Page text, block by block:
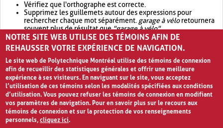
Vérifiez que l'orthographe est correcte.
Supprimez les guillemets autour des expressions pour
rechercher chaque mot séparément. garage à véloretournera
souvent plus de résultat que"garage à vélo".
Envisagez d'élargir votre recherche avec OR.garage OR vélo
retournera souvent plus de résultat quegarage à vélo
NOTRE SITE WEB UTILISE DES TÉMOINS AFIN DE
REHAUSSER VOTRE EXPÉRIENCE DE NAVIGATION.
Le site web de Polytechnique Montréal utilise des témoins de connexion
afin de recueillir des statistiques générales et offrir une meilleure
expérience à ses visiteurs. En naviguant sur le site, vous acceptez
l’utilisation de ces témoins selon les modalités spécifiées aux conditions
d’utilisation. Vous pouvez refuser les témoins de connexion en modifiant
vos paramètres de navigation. Pour en savoir plus sur le recours aux
témoins de connexion et sur la protection de vos renseignements
personnels,cliquez ici.